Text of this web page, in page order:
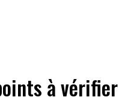
à vérifier